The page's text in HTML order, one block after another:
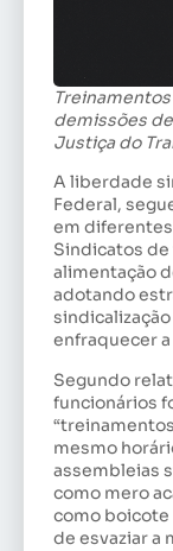
demissões
Justiça do
A liberdade
Federal,
em
Sindicatos
alimentação
adotando
enfraquecer
Segundo
funcionários
mesmo
assembleias
como mero
como
de esvaziar a